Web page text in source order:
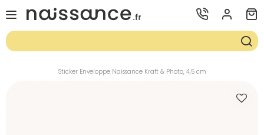
Sticker Enveloppe Naissance Kraft & Photo, 4,5 cm